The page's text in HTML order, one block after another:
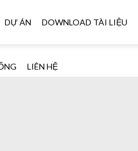
DỰ ÁN DOWNLOAD TÀI LIỆU
LIÊN HỆ